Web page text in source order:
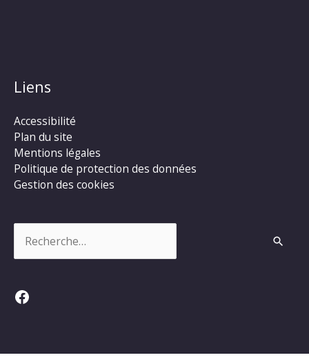
Liens
Accessibilité
Plan du site
Mentions légales
Politique de protection des données
Gestion des cookies
Facebook